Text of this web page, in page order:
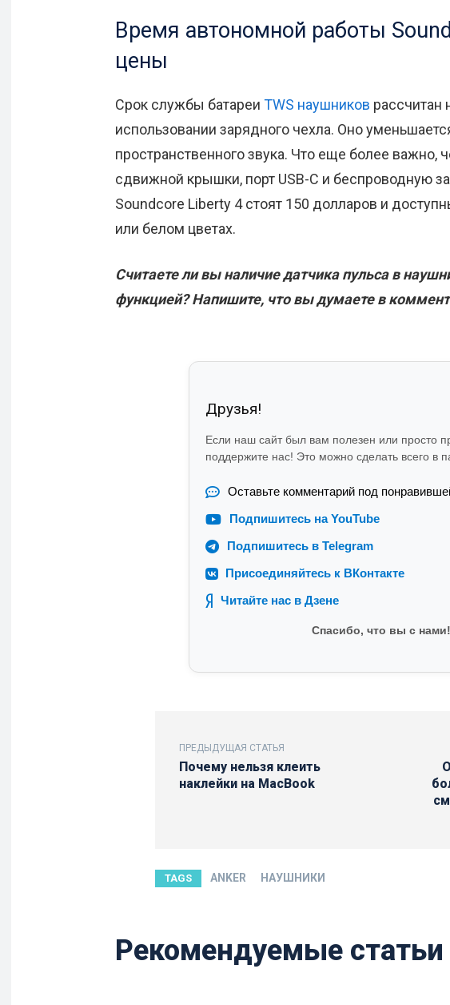
Время автономной работы
цены
Срок службы батареи TWS наушников рассчитан
использовании зарядного чехла. Оно
пространственного звука. Что еще более важно,
сдвижной крышки, порт USB-C и беспроводную
Soundcore Liberty 4 стоят 150 долларов и
или белом цветах.
Считаете ли вы наличие датчика пульса в
функцией? Напишите, что вы думаете в
Друзья!
Если наш сайт был вам полезен или просто
поддержите нас! Это можно сделать всего в
Оставьте комментарий под
Подпишитесь на YouTube
Подпишитесь в Telegram
Присоединяйтесь к ВКонтакте
Читайте нас в Дзене
Спасибо, что вы с
ПРЕДЫДУЩАЯ СТАТЬЯ
Почему нельзя клеить
наклейки на MacBook
TAGS ANKER НАУШНИКИ
Рекомендуемые статьи